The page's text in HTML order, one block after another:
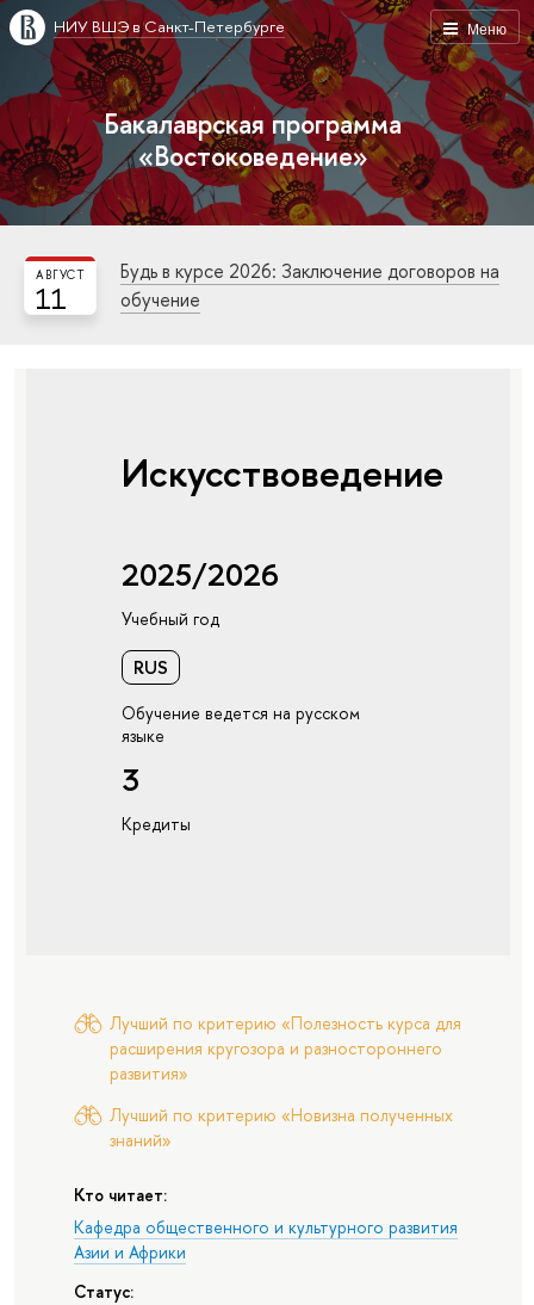
Меню
НИУ ВШЭ в Санкт-Петербурге
Бакалаврская программа
«Востоковедение»
11
АВГУСТ
Будь в курсе 2026: Заключение договоров на
обучение
Искусствоведение
2025/2026
Учебный год
RUS
Обучение ведется на русском
языке
3
Кредиты
Лучший по критерию «Полезность курса для
расширения кругозора и разностороннего
развития»
Лучший по критерию «Новизна полученных
знаний»
Кто читает:
Кафедра общественного и культурного развития
Азии и Африки
Статус: